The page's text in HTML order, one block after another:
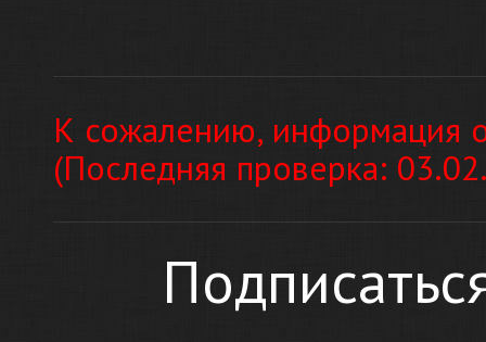
К сожалению, информация
(Последняя проверка: